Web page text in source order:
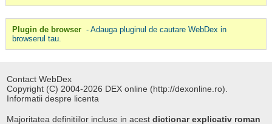
Plugin de browser - Adauga pluginul de cautare WebDex in
browserul tau.
Contact WebDex
Copyright (C) 2004-2026 DEX online (http://dexonline.ro).
Informatii despre licenta
Majoritatea definitiilor incluse in acestdictionar explicativ roman